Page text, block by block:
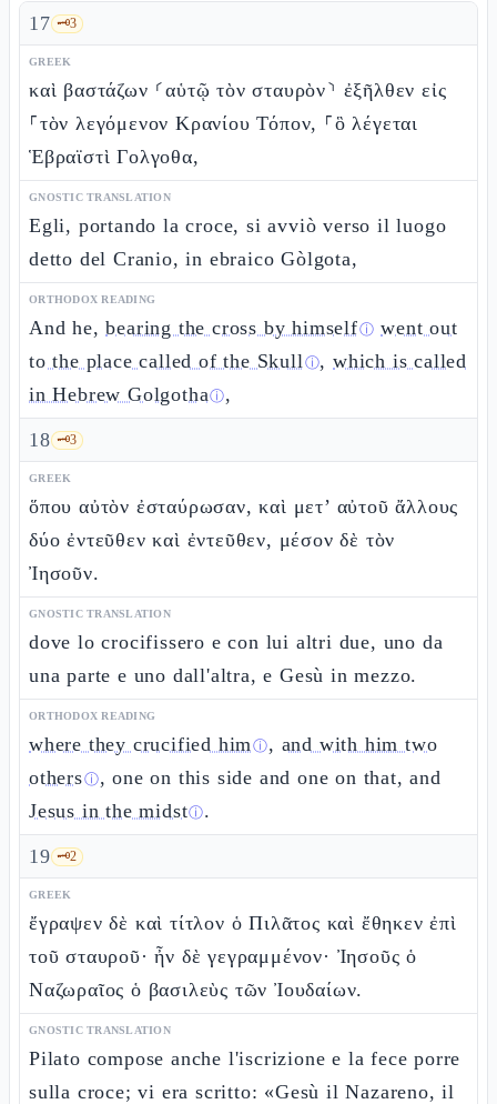
17 🗝️3
GREEK
καὶ βαστάζων ⸂αὑτῷ τὸν σταυρὸν⸃ ἐξῆλθεν εἰς
⸀τὸν λεγόμενον Κρανίου Τόπον, ⸀ὃ λέγεται
Ἑβραϊστὶ Γολγοθα,
GNOSTIC TRANSLATION
Egli, portando la croce, si avviò verso il luogo
detto del Cranio, in ebraico Gòlgota,
ORTHODOX READING
And he,bearing the cross by himselfⓘ went out
to the place called of the Skullⓘ,which is called
in Hebrew Golgothaⓘ,
18 🗝️3
GREEK
ὅπου αὐτὸν ἐσταύρωσαν, καὶ μετ’ αὐτοῦ ἄλλους
δύο ἐντεῦθεν καὶ ἐντεῦθεν, μέσον δὲ τὸν
Ἰησοῦν.
GNOSTIC TRANSLATION
dove lo crocifissero e con lui altri due, uno da
una parte e uno dall'altra, e Gesù in mezzo.
ORTHODOX READING
where they crucified himⓘ, and with him two
othersⓘ, one on this side and one on that, and
Jesus in the midstⓘ.
19 🗝️2
GREEK
ἔγραψεν δὲ καὶ τίτλον ὁ Πιλᾶτος καὶ ἔθηκεν ἐπὶ
τοῦ σταυροῦ· ἦν δὲ γεγραμμένον· Ἰησοῦς ὁ
Ναζωραῖος ὁ βασιλεὺς τῶν Ἰουδαίων.
GNOSTIC TRANSLATION
Pilato compose anche l'iscrizione e la fece porre
sulla croce; vi era scritto: «Gesù il Nazareno, il